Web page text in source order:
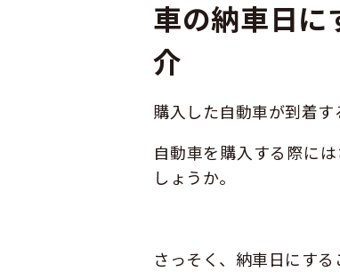
車の納車日に
介
購入した自動車が到着す
自動車を購入する際に
しょうか。
さっそく、納車日にする